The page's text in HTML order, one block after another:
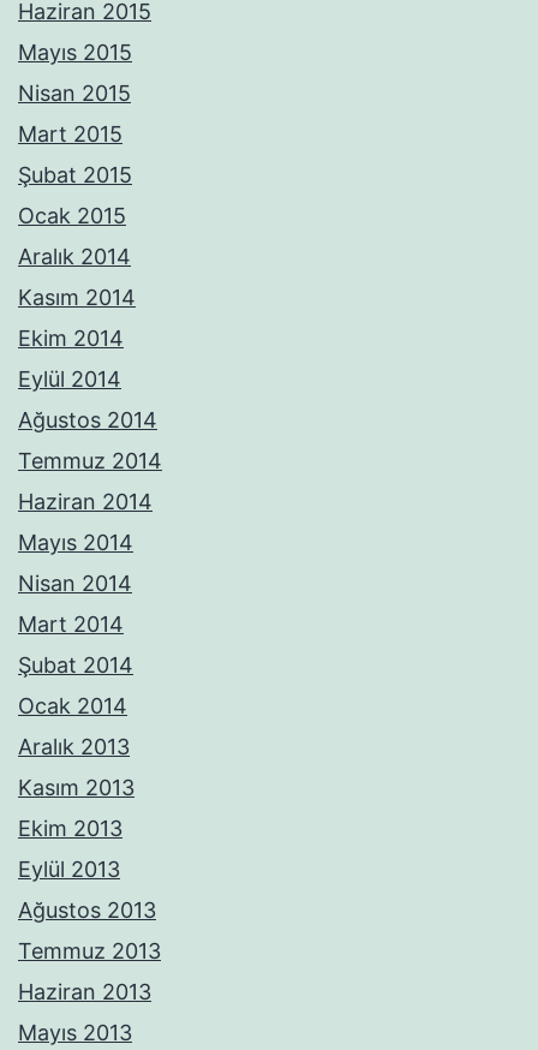
Haziran 2015
Mayıs 2015
Nisan 2015
Mart 2015
Şubat 2015
Ocak 2015
Aralık 2014
Kasım 2014
Ekim 2014
Eylül 2014
Ağustos 2014
Temmuz 2014
Haziran 2014
Mayıs 2014
Nisan 2014
Mart 2014
Şubat 2014
Ocak 2014
Aralık 2013
Kasım 2013
Ekim 2013
Eylül 2013
Ağustos 2013
Temmuz 2013
Haziran 2013
Mayıs 2013